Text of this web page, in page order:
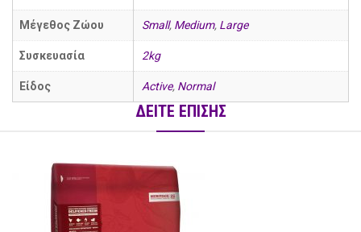
Μέγεθος Ζώου Small, Medium, Large
Συσκευασία 2kg
Είδος Active, Normal
ΔΕΙΤΕ ΕΠΙΣΗΣ